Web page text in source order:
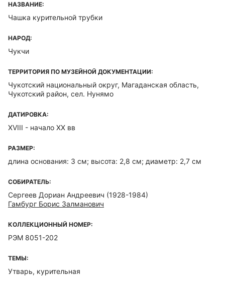
НАЗВАНИЕ:
Чашка курительной трубки
НАРОД:
Чукчи
ТЕРРИТОРИЯ ПО МУЗЕЙНОЙ ДОКУМЕНТАЦИИ:
Чукотский национальный округ, Магаданская область,
Чукотский район, сел. Нунямо
ДАТИРОВКА:
XVIII - начало XX вв
РАЗМЕР:
длина основания: 3 см; высота: 2,8 см; диаметр: 2,7 см
СОБИРАТЕЛЬ:
Сергеев Дориан Андреевич (1928-1984)
Гамбург Борис Залманович
КОЛЛЕКЦИОННЫЙ НОМЕР:
РЭМ 8051-202
ТЕМЫ:
Утварь, курительная